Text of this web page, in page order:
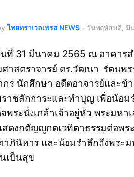
ไทยทราเวลเพรส NEWS - วันพฤหัสบดี, มี
นที่ 31 มีนาคม 2565 ณ อาคาร
ศาสตราจารย์ ดร.วัฒนา รัตนพ
กร นักศึกษา อดีตอาจารย์และข้
ราชสักการะและทำบุญ เพื่อน้อม
พระนั่งเกล้าเจ้าอยู่หัว พระมห
สดงกตัญญูกตเวทิตาธรรมต่อพร
าภินิหาร และน้อมรำลึกถึงพร
เป็นสุข